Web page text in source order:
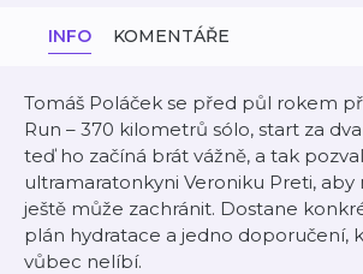
INFO KOMENTÁŘE
Tomáš Poláček se před půl rokem
Run – 370 kilometrů sólo, start za
teď ho začíná brát vážně, a tak
ultramaratonkyni Veroniku Preti, aby
ještě může zachránit. Dostane
plán hydratace a jedno doporučení,
vůbec nelíbí.